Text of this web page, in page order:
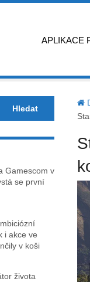
APLIKACE
Gamescom v
se první
i akce ve
v koši
života